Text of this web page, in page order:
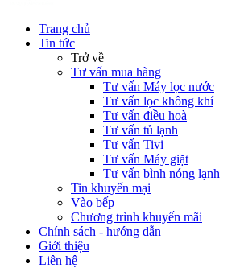
Trang chủ
Tin tức
Trở về
Tư vấn mua hàng
Tư vấn Máy lọc nước
Tư vấn lọc không khí
Tư vấn điều hoà
Tư vấn tủ lạnh
Tư vấn Tivi
Tư vấn Máy giặt
Tư vấn bình nóng lạnh
Tin khuyến mại
Vào bếp
Chương trình khuyến mãi
Chính sách - hướng dẫn
Giới thiệu
Liên hệ